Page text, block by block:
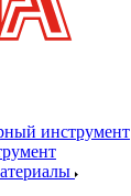
инструмент